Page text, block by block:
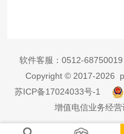
软件客服： 0512-68750019
Copyright © 2017-2026
苏ICP备17024033号-1
增值电信业务经